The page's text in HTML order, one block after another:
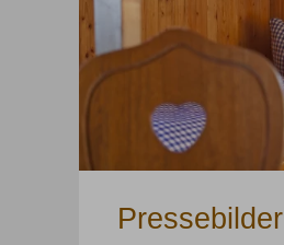
Pressebilder